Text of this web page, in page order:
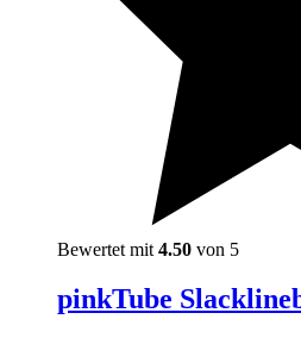
Bewertet mit 4.50 von 5
pinkTube